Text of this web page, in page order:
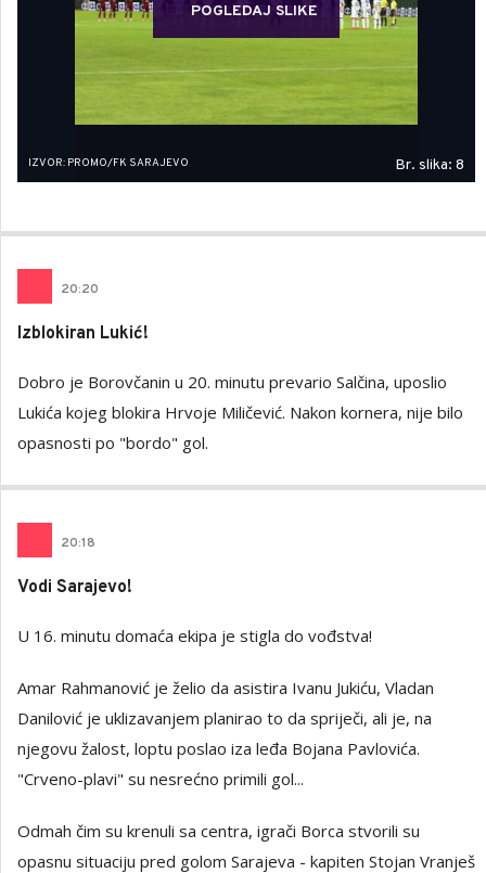
POGLEDAJ SLIKE
IZVOR: PROMO/FK SARAJEVO Br. slika: 8
20:20
Izblokiran Lukić!
Dobro je Borovčanin u 20. minutu prevario Salčina, uposlio
Lukića kojeg blokira Hrvoje Miličević. Nakon kornera, nije bilo
opasnosti po "bordo" gol.
20:18
Vodi Sarajevo!
U 16. minutu domaća ekipa je stigla do vođstva!
Amar Rahmanović je želio da asistira Ivanu Jukiću, Vladan
Danilović je uklizavanjem planirao to da spriječi, ali je, na
njegovu žalost, loptu poslao iza leđa Bojana Pavlovića.
"Crveno-plavi" su nesrećno primili gol...
Odmah čim su krenuli sa centra, igrači Borca stvorili su
opasnu situaciju pred golom Sarajeva - kapiten Stojan Vranješ